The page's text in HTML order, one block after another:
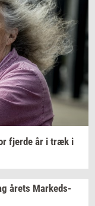
fjer­de år i træk i
årets Mar­keds­